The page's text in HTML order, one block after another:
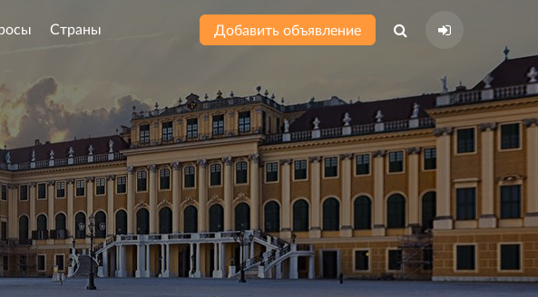
Страны Добавить объявление